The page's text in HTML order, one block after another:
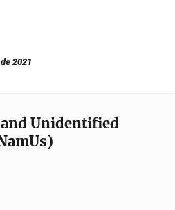
2021
Unidentified